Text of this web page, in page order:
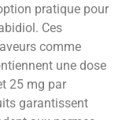
pratique pour
Ces
comme
une dose
25 mg par
garantissent